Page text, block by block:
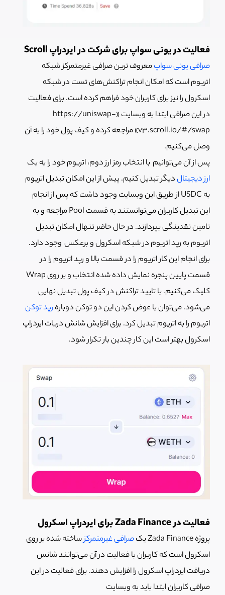
فعالیت در یونی سواپ برای شرکت در ایردراپ Scroll
صرافی یونی سواپمعروف ترین صرافی غیرمتمرکز شبکه
اتریوم است که امکان انجام تراکنش‌های تست در شبکه
اسکرول را نیز برای کاربران خود فراهم کرده است. برای فعالیت
در این صرافی ابتدا به وبسایت «https://uniswap-
v3.scroll.io/#/swap» مراجعه کرده و کیف پول خود را به آن
وصل می‌کنیم.
پس از آن می‌توانیم با انتخاب رمز ارز دوم، اتریوم خود را به بک
ارز دیجیتالدیگر تبدیل کنیم. پیش از این امکان تبدیل اتریوم
به USDC از طریق این وبسایت وجود داشت که پس از انجام
این تبدیل کاربران می‌توانستند به قسمت Pool مراجعه و به
تامین نقدینگی بپردازند. در حال حاضر تنهال امکان تبدیل
اتریوم به رپد اتریوم در شبکه اسکرول و برعکس وجود دارد.
برای انجام این کار اتریوم را در قسمت بالا و رپد اتریوم را در
قسمت پایین پنجره نمایش داده شده انتخاب و بر روی Wrap
کلیک می‌کنیم. با تایید تراکنش در کیف پول تبدیل نهایی
می‌شود. می‌توان با عوض کردن این دو توکن دوباره رپد توکن
اتریوم را به اتریوم تبدیل کرد. برای افزایش شانش دریات ایردراپ
اسکرول بهتر است این کار چندین بار تکرار شود.
فعالیت در Zada Finance برای ایردراپ اسکرول
پروژه Zada Finance یک صرافی غیرمتمرکزساخته شده بر روی
اسکرول است که کاربران با فعالیت در آن می‌توانند شانس
دریافت ایردراپ اسکرول را افزایش دهند. برای فعالیت در این
صرافی کاربران ابتدا باید به وبسایت